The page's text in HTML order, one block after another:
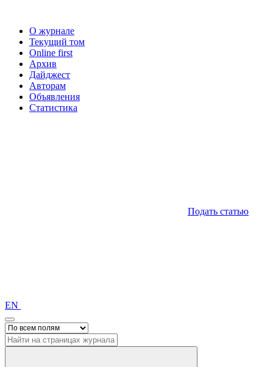
О журнале
Текущий том
Online first
Архив
Дайджест
Авторам
Объявления
Статистика
Подать статью
EN